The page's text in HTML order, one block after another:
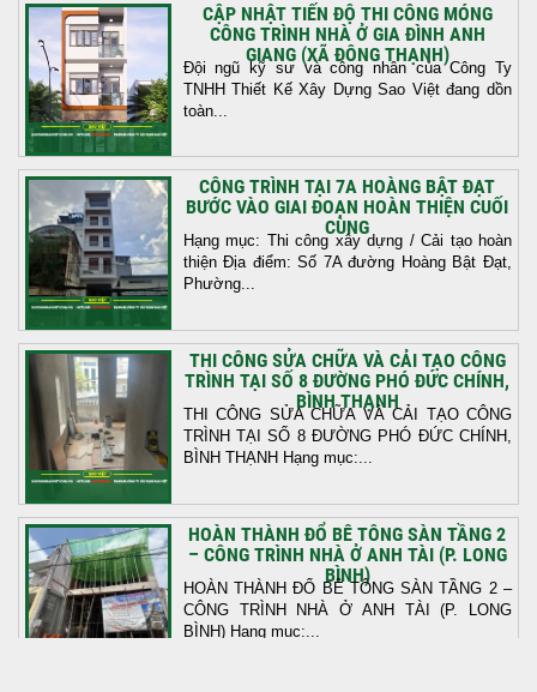
CẬP NHẬT TIẾN ĐỘ THI CÔNG MÓNG
CÔNG TRÌNH NHÀ Ở GIA ĐÌNH ANH
GIANG (XÃ ĐÔNG THẠNH)
Đội ngũ kỹ sư và công nhân của Công Ty
TNHH Thiết Kế Xây Dựng Sao Việt đang dồn
toàn...
CÔNG TRÌNH TẠI 7A HOÀNG BẬT ĐẠT
BƯỚC VÀO GIAI ĐOẠN HOÀN THIỆN CUỐI
CÙNG
Hạng mục: Thi công xây dựng / Cải tạo hoàn
thiện Địa điểm: Số 7A đường Hoàng Bật Đạt,
Phường...
THI CÔNG SỬA CHỮA VÀ CẢI TẠO CÔNG
TRÌNH TẠI SỐ 8 ĐƯỜNG PHÓ ĐỨC CHÍNH,
BÌNH THẠNH
THI CÔNG SỬA CHỮA VÀ CẢI TẠO CÔNG
TRÌNH TẠI SỐ 8 ĐƯỜNG PHÓ ĐỨC CHÍNH,
BÌNH THẠNH Hạng mục:...
HOÀN THÀNH ĐỔ BÊ TÔNG SÀN TẦNG 2
– CÔNG TRÌNH NHÀ Ở ANH TÀI (P. LONG
BÌNH)
HOÀN THÀNH ĐỔ BÊ TÔNG SÀN TẦNG 2 –
CÔNG TRÌNH NHÀ Ở ANH TÀI (P. LONG
BÌNH) Hạng mục:...